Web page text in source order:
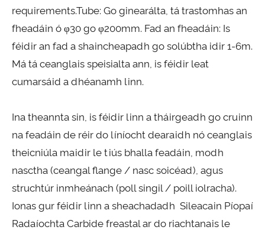
requirements.Tube: Go ginearálta, tá trastomhas an
fheadáin ó φ30 go φ200mm. Fad an fheadáin: Is
féidir an fad a shaincheapadh go solúbtha idir 1-6m.
Má tá ceanglais speisialta ann, is féidir leat
cumarsáid a dhéanamh linn.
Ina theannta sin, is féidir linn a tháirgeadh go cruinn
na feadáin de réir do líníocht dearaidh nó ceanglais
theicniúla maidir le tiús bhalla feadáin, modh
nasctha (ceangal flange / nasc soicéad), agus
struchtúr inmheánach (poll singil / poill iolracha).
Ionas gur féidir linn a sheachadadh Sileacain Píopaí
Radaíochta Carbide freastal ar do riachtanais le